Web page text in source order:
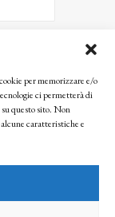
per memorizzare e/o
ci permetterà di
questo sito. Non
caratteristiche e
trattate